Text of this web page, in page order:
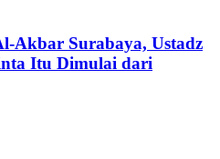
Akbar Surabaya, Ustadz
Itu Dimulai dari